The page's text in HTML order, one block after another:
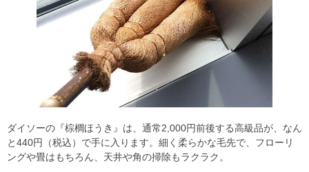
ダイソーの『棕櫚ほうき』は、通常2,000円前後する高級品が、なん
と440円（税込）で手に入ります。細く柔らかな毛先で、フローリ
ングや畳はもちろん、天井や角の掃除もラクラク。